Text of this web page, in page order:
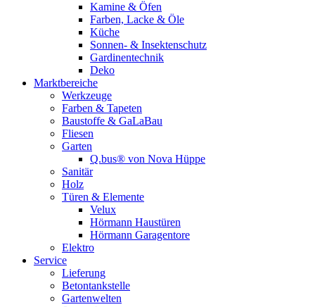
Kamine & Öfen
Farben, Lacke & Öle
Küche
Sonnen- & Insektenschutz
Gardinentechnik
Deko
Marktbereiche
Werkzeuge
Farben & Tapeten
Baustoffe & GaLaBau
Fliesen
Garten
Q.bus® von Nova Hüppe
Sanitär
Holz
Türen & Elemente
Velux
Hörmann Haustüren
Hörmann Garagentore
Elektro
Service
Lieferung
Betontankstelle
Gartenwelten